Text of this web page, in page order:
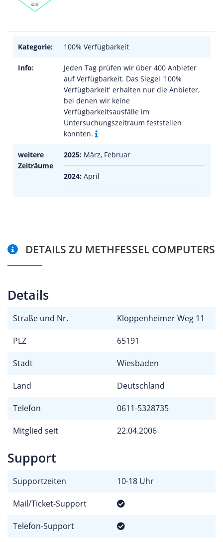
Kategorie: 100% Verfügbarkeit
Info:
Jeden Tag prüfen wir über 400 Anbieter
auf Verfügbarkeit. Das Siegel '100%
Verfügbarkeit' erhalten nur die Anbieter,
bei denen wir keine
Verfügbarkeitsausfälle im
Untersuchungszeitraum feststellen
konnten.
weitere
Zeiträume
2025: März, Februar
2024: April
DETAILS ZU METHFESSEL COMPUTERS
Details
Straße und Nr. Kloppenheimer Weg 11
PLZ 65191
Stadt Wiesbaden
Land Deutschland
Telefon 0611-5328735
Mitglied seit 22.04.2006
Support
Supportzeiten 10-18 Uhr
Mail/Ticket-Support
Telefon-Support